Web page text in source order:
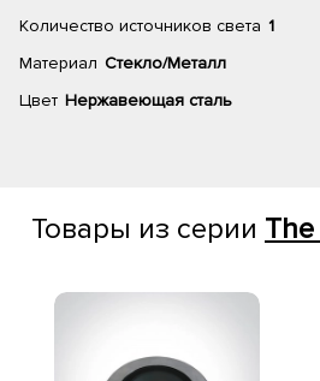
Количество источников света 1
Материал Стекло/Металл
Цвет Нержавеющая сталь
Товары из серии